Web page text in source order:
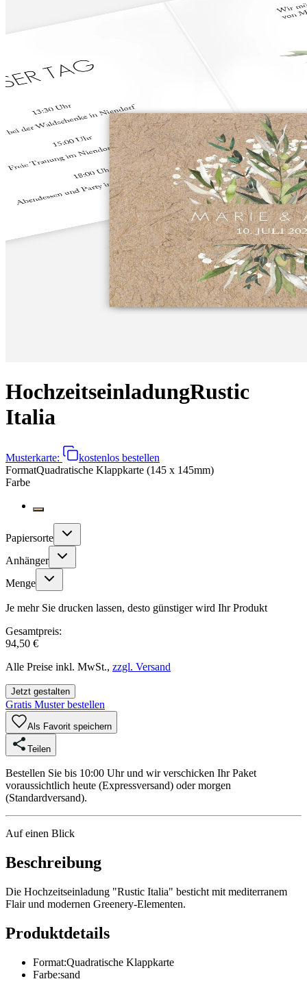
HochzeitseinladungRustic
Italia
Musterkarte:
kostenlos bestellen
FormatQuadratische Klappkarte (145 x 145mm)
Farbe
Papiersorte
Anhänger
Menge
Je mehr Sie drucken lassen, desto günstiger wird Ihr Produkt
Gesamtpreis:
94,50 €
Alle Preise inkl. MwSt., zzgl. Versand
Jetzt gestalten
Gratis Muster bestellen
Als Favorit speichern
Teilen
Bestellen Sie bis 10:00 Uhr und wir verschicken Ihr Paket
voraussichtlich heute (Expressversand) oder morgen
(Standardversand).
Auf einen Blick
Beschreibung
Die Hochzeitseinladung "Rustic Italia" besticht mit mediterranem
Flair und modernen Greenery-Elementen.
Produktdetails
Format:Quadratische Klappkarte
Farbe:sand